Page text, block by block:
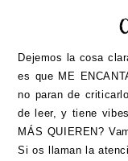
Dejemos la cosa
es que ME
no paran de
de leer, y tiene
MÁS QUIEREN?
Si os llaman la